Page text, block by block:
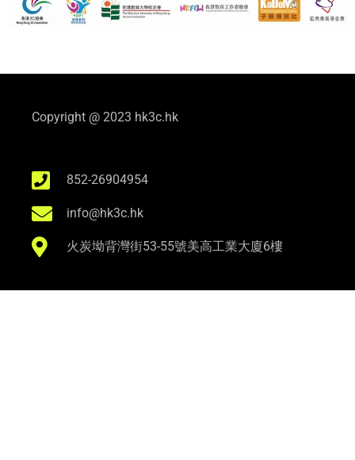
Copyright @ 2023 hk3c.hk
852-26904954
info@hk3c.hk
火炭坳背灣街53-55號美高工業大廈6樓